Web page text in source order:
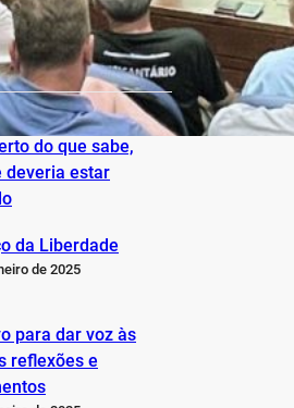
não está jogando
do que sabe,
deveria estar
da Liberdade
de 2025
para dar voz às
reflexões e